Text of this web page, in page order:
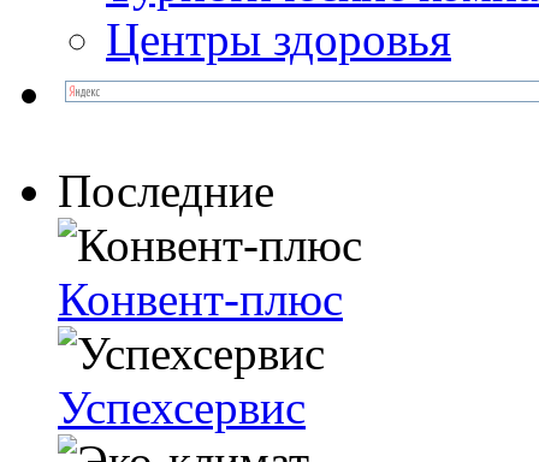
Центры здоровья
Последние
Конвент-плюс
Успехсервис